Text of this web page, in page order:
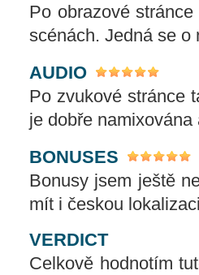
Po obrazové
scénách. Jedná se o
AUDIO
Po zvukové stránce
je dobře
BONUSES
Bonusy jsem ještě
mít i českou
VERDICT
Celkově hodnotím